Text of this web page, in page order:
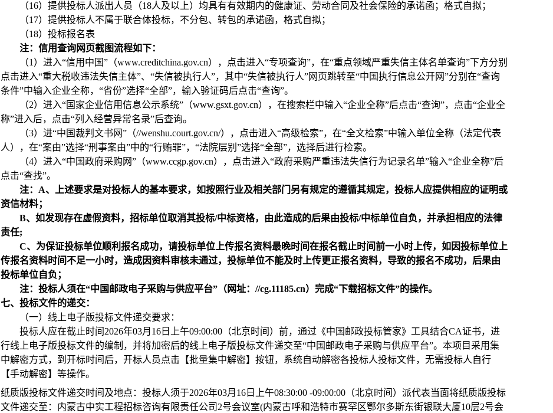
（16）提供投标人派出人员（18人及以上）均具有有效期内的健康证、劳动合同及社会保险的承诺函； 格式自拟 ；
（17）提供投标人不属于联合体投标，不分包、转包的承诺函， 格式自拟；
（18）投标报名表
注：信用查询网页截图流程如下：
（1）进入“信用中国”（www.creditchina.gov.cn），
点击进入“专项查询”，在“重点领域严重失信主体名单查询”下方分别
点击进入“重大税收违法失信主体”、“失信被执行人”，其中“失信被执行人”网页跳转至“中国执行信息公开网”分别在“查询
条件”中输入企业全称，“省份”选择“全部”，输入验证码后点击“查询”。
（2）进入“国家企业信用信息公示系统”（www.gsxt.gov.cn），在搜索栏中输入“企业全称”后点击“查询”，点击“企业全
称”进入后，点击“列入经营异常名录”后查询。
（3）进“中国裁判文书网”（//wenshu.court.gov.cn/），点击进入“高级检索”，在“全文检索”中输入单位全称（法定代表
人），在“案由”选择“刑事案由”中的“行贿罪”，“法院层别”选择“全部”，选择后进行检索。
（4）进入“中国政府采购网”（www.ccgp.gov.cn），点击进入“政府采购严重违法失信行为记录名单”输入“企业全称”后
点击“查找”。
注：A、上述要求是对投标人的基本要求，如按照行业及相关部门另有规定的遵循其规定，投标人应提供相应的证明或
资信材料；
B、如发现存在虚假资料，招标单位取消其投标/中标资格，由此造成的后果由投标/中标单位自负，并承担相应的法律
责任;
C、为保证投标单位顺利报名成功，请投标单位上传报名资料最晚时间在报名截止时间前一小时上传，如因投标单位上
传报名资料时间不足一小时，造成因资料审核未通过，投标单位不能及时上传更正报名资料，导致的报名不成功，后果由
投标单位自负；
注：投标人须在“中国邮政电子采购与供应平台”（网址：//cg.11185.cn）完成“下载招标文件”的操作。
七、投标文件的递交：
（一）线上电子版投标文件递交要求：
投标人应在截止时间2026年03月16日上午09:00:00（北京时间）前，通过《中国邮政投标管家》工具结合CA证书，进
行线上电子版投标文件的编制，并将加密后的线上电子版投标文件递交至“中国邮政电子采购与供应平台”。本项目采用集
中解密方式，到开标时间后，开标人员点击【批量集中解密】按钮，系统自动解密各投标人投标文件，无需投标人自行
【手动解密】等操作。
纸质版投标文件递交时间及地点：投标人须于2026年03月16日上午08:30:00 -09:00:00（北京时间）派代表当面将纸质版投标
文件递交至：内蒙古中实工程招标咨询有限责任公司2号会议室(内蒙古呼和浩特市赛罕区鄂尔多斯东街银联大厦10层2号会